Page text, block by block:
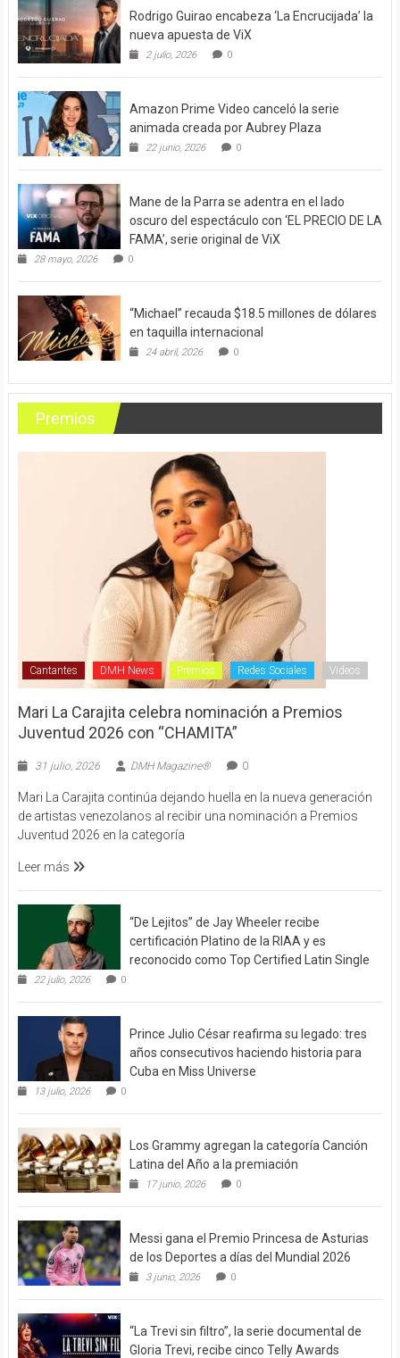
Rodrigo Guirao encabeza ‘La Encrucijada’ la
nueva apuesta de ViX
2 julio, 2026 0
Amazon Prime Video canceló la serie
animada creada por Aubrey Plaza
22 junio, 2026 0
Mane de la Parra se adentra en el lado
oscuro del espectáculo con ‘EL PRECIO DE LA
FAMA’, serie original de ViX
28 mayo, 2026 0
“Michael” recauda $18.5 millones de dólares
en taquilla internacional
24 abril, 2026 0
Premios
Cantantes DMH News Premios Redes Sociales Videos
Mari La Carajita celebra nominación a Premios
Juventud 2026 con “CHAMITA”
31 julio, 2026 DMH Magazine® 0
Mari La Carajita continúa dejando huella en la nueva generación
de artistas venezolanos al recibir una nominación a Premios
Juventud 2026 en la categoría
Leer más
“De Lejitos” de Jay Wheeler recibe
certificación Platino de la RIAA y es
reconocido como Top Certified Latin Single
22 julio, 2026 0
Prince Julio César reafirma su legado: tres
años consecutivos haciendo historia para
Cuba en Miss Universe
13 julio, 2026 0
Los Grammy agregan la categoría Canción
Latina del Año a la premiación
17 junio, 2026 0
Messi gana el Premio Princesa de Asturias
de los Deportes a días del Mundial 2026
3 junio, 2026 0
“La Trevi sin filtro”, la serie documental de
Gloria Trevi, recibe cinco Telly Awards